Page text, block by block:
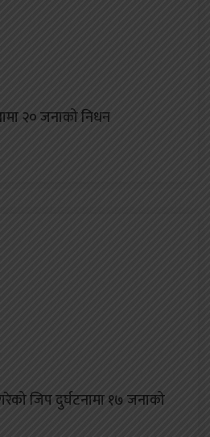
२० जनाको निधन
जिप दुर्घटनामा १७ जनाको